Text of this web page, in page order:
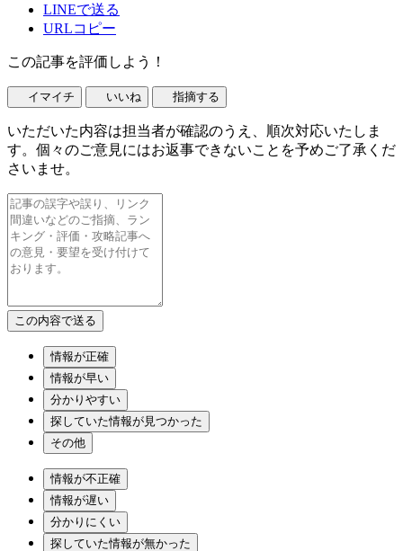
LINEで送る
URLコピー
この記事を評価しよう！
イマイチ いいね 指摘する
いただいた内容は担当者が確認のうえ、順次対応いたしま
す。個々のご意見にはお返事できないことを予めご了承くだ
さいませ。
情報が正確
情報が早い
分かりやすい
探していた情報が見つかった
その他
情報が不正確
情報が遅い
分かりにくい
探していた情報が無かった